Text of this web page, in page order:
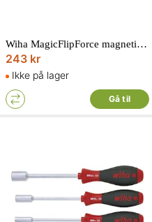
Wiha MagicFlipForce magnetisk bitholder
243 kr
Ikke på lager
Gå til